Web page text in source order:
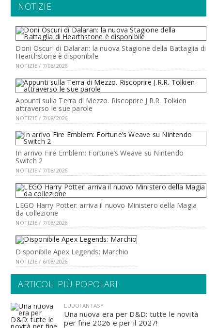
NOTIZIE
Doni Oscuri di Dalaran: la nuova Stagione della Battaglia di
Hearthstone è disponibile
NOTIZIE / 7/08/2026
Appunti sulla Terra di Mezzo. Riscoprire J.R.R. Tolkien
attraverso le sue parole
NOTIZIE / 7/08/2026
In arrivo Fire Emblem: Fortune’s Weave su Nintendo
Switch 2
NOTIZIE / 7/08/2026
LEGO Harry Potter: arriva il nuovo Ministero della Magia
da collezione
NOTIZIE / 7/08/2026
Disponibile Apex Legends: Marchio
NOTIZIE / 6/08/2026
ARTICOLI PIÙ POPOLARI
LUDOFANTASY
Una nuova era per D&D: tutte le novità
per fine 2026 e per il 2027!